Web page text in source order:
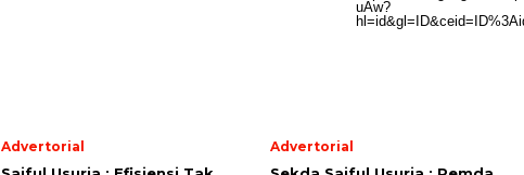
Advertorial Advertorial